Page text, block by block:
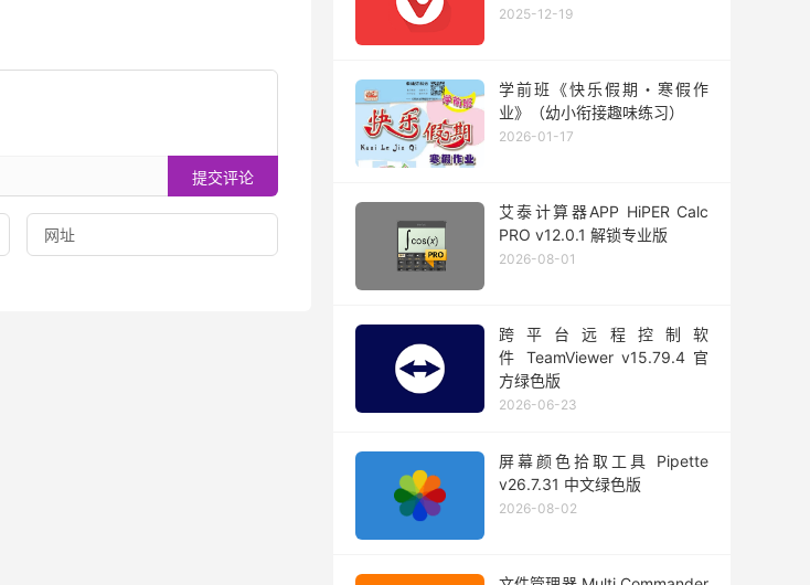
提交评论
2025-12-19
学前班《快乐假期・寒假作
业》（幼小衔接趣味练习）
2026-01-17
艾泰计算器APP HiPER Calc
PRO v12.0.1 解锁专业版
2026-08-01
跨平台远程控制软
件 TeamViewer v15.79.4 官
方绿色版
2026-06-23
屏幕颜色拾取工具 Pipette
v26.7.31 中文绿色版
2026-08-02